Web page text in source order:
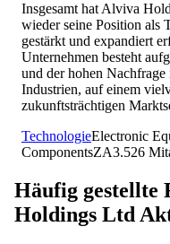
Insgesamt hat Alviva
wieder seine Position als
gestärkt und expandiert
Unternehmen besteht
und der hohen
Industrien, auf einem
zukunftsträchtigen
TechnologieElectronic
ComponentsZA3.526
Häufig gestellte
Holdings Ltd